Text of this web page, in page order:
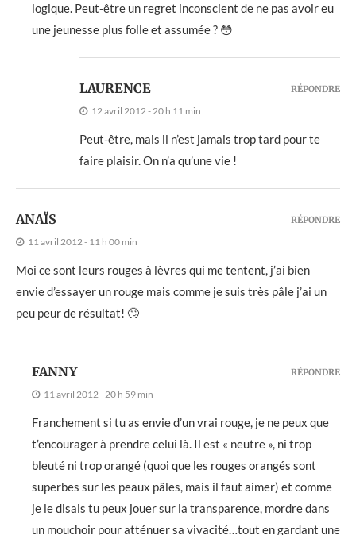
logique. Peut-être un regret inconscient de ne pas avoir eu
une jeunesse plus folle et assumée ? 😳
LAURENCE
12 avril 2012 - 20 h 11 min
Peut-être, mais il n’est jamais trop tard pour te
faire plaisir. On n’a qu’une vie !
RÉPONDRE
ANAÏS
11 avril 2012 - 11 h 00 min
Moi ce sont leurs rouges à lèvres qui me tentent, j’ai bien
envie d’essayer un rouge mais comme je suis très pâle j’ai un
peu peur de résultat! 🙄
RÉPONDRE
FANNY
11 avril 2012 - 20 h 59 min
Franchement si tu as envie d’un vrai rouge, je ne peux que
t’encourager à prendre celui là. Il est « neutre », ni trop
bleuté ni trop orangé (quoi que les rouges orangés sont
superbes sur les peaux pâles, mais il faut aimer) et comme
je le disais tu peux jouer sur la transparence, mordre dans
un mouchoir pour atténuer sa vivacité…tout en gardant une
RÉPONDRE